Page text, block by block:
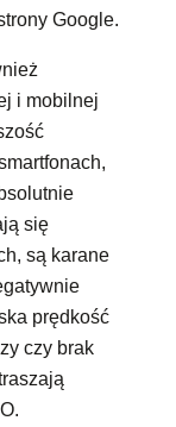
Google.
i mobilnej
się
są karane
prędkość
czy brak